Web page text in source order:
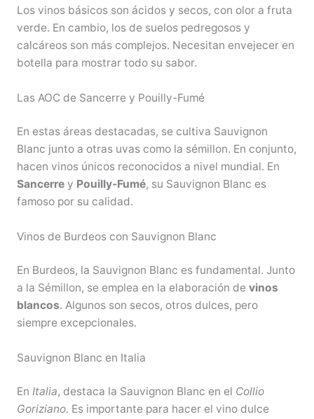
Los vinos básicos son ácidos y secos, con olor a fruta
verde. En cambio, los de suelos pedregosos y
calcáreos son más complejos. Necesitan envejecer en
botella para mostrar todo su sabor.
Las AOC de Sancerre y Pouilly-Fumé
En estas áreas destacadas, se cultiva Sauvignon
Blanc junto a otras uvas como la sémillon. En conjunto,
hacen vinos únicos reconocidos a nivel mundial. En
Sancerrey Pouilly-Fumé, su Sauvignon Blanc es
famoso por su calidad.
Vinos de Burdeos con Sauvignon Blanc
En Burdeos, la Sauvignon Blanc es fundamental. Junto
a la Sémillon, se emplea en la elaboración de vinos
blancos. Algunos son secos, otros dulces, pero
siempre excepcionales.
Sauvignon Blanc en Italia
En Italia, destaca la Sauvignon Blanc en el Collio
Goriziano. Es importante para hacer el vino dulce